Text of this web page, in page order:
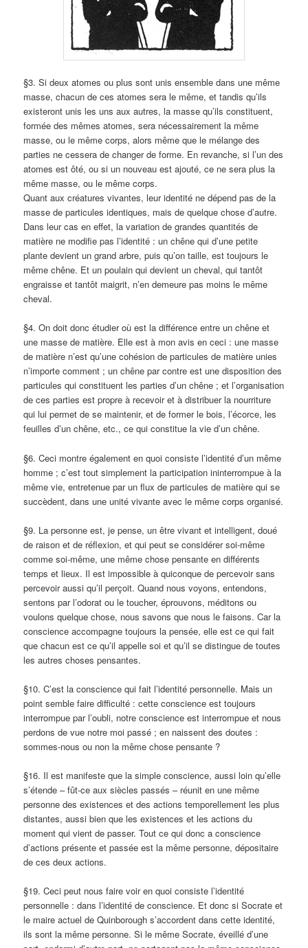
§3. Si deux atomes ou plus sont unis ensemble dans une même
masse, chacun de ces atomes sera le même, et tandis qu’ils
existeront unis les uns aux autres, la masse qu’ils constituent,
formée des mêmes atomes, sera nécessairement la même
masse, ou le même corps, alors même que le mélange des
parties ne cessera de changer de forme. En revanche, si l’un des
atomes est ôté, ou si un nouveau est ajouté, ce ne sera plus la
même masse, ou le même corps.
Quant aux créatures vivantes, leur identité ne dépend pas de la
masse de particules identiques, mais de quelque chose d’autre.
Dans leur cas en effet, la variation de grandes quantités de
matière ne modifie pas l’identité : un chêne qui d’une petite
plante devient un grand arbre, puis qu’on taille, est toujours le
même chêne. Et un poulain qui devient un cheval, qui tantôt
engraisse et tantôt maigrit, n’en demeure pas moins le même
cheval.
§4. On doit donc étudier où est la différence entre un chêne et
une masse de matière. Elle est à mon avis en ceci : une masse
de matière n’est qu’une cohésion de particules de matière unies
n’importe comment ; un chêne par contre est une disposition des
particules qui constituent les parties d’un chêne ; et l’organisation
de ces parties est propre à recevoir et à distribuer la nourriture
qui lui permet de se maintenir, et de former le bois, l’écorce, les
feuilles d’un chêne, etc., ce qui constitue la vie d’un chêne.
§6. Ceci montre également en quoi consiste l’identité d’un même
homme ; c’est tout simplement la participation ininterrompue à la
même vie, entretenue par un flux de particules de matière qui se
succèdent, dans une unité vivante avec le même corps organisé.
§9. La personne est, je pense, un être vivant et intelligent, doué
de raison et de réflexion, et qui peut se considérer soi-même
comme soi-même, une même chose pensante en différents
temps et lieux. Il est impossible à quiconque de percevoir sans
percevoir aussi qu’il perçoit. Quand nous voyons, entendons,
sentons par l’odorat ou le toucher, éprouvons, méditons ou
voulons quelque chose, nous savons que nous le faisons. Car la
conscience accompagne toujours la pensée, elle est ce qui fait
que chacun est ce qu’il appelle soi et qu’il se distingue de toutes
les autres choses pensantes.
§10. C’est la conscience qui fait l’identité personnelle. Mais un
point semble faire difficulté : cette conscience est toujours
interrompue par l’oubli, notre conscience est interrompue et nous
perdons de vue notre moi passé ; en naissent des doutes :
sommes-nous ou non la même chose pensante ?
§16. Il est manifeste que la simple conscience, aussi loin qu’elle
s’étende – fût-ce aux siècles passés – réunit en une même
personne des existences et des actions temporellement les plus
distantes, aussi bien que les existences et les actions du
moment qui vient de passer. Tout ce qui donc a conscience
d’actions présente et passée est la même personne, dépositaire
de ces deux actions.
§19. Ceci peut nous faire voir en quoi consiste l’identité
personnelle : dans l’identité de conscience. Et donc si Socrate et
le maire actuel de Quinborough s’accordent dans cette identité,
ils sont la même personne. Si le même Socrate, éveillé d’une